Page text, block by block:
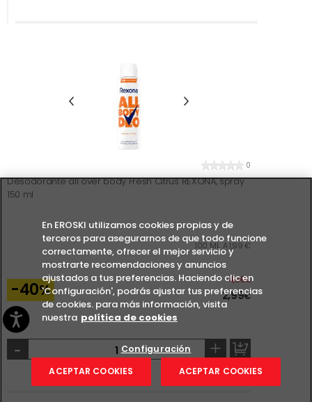
0
Desodorante all over body Fresh Citrus REXONA, spray
150 ml
100 ML. A 1,99 €
-40%
4,99€Antes
2,99€
- +
En EROSKI utilizamos cookies propias y de
terceros para asegurarnos de que todo funcione
correctamente, ofrecer el mejor servicio y
mostrarte recomendaciones y anuncios
ajustados a tus preferencias. Haciendo clic en
'Configuración', podrás ajustar tus preferencias
de cookies. para más información, visita
nuestra política de cookies
Configuración
ACEPTAR COOKIES
ACEPTAR COOKIES